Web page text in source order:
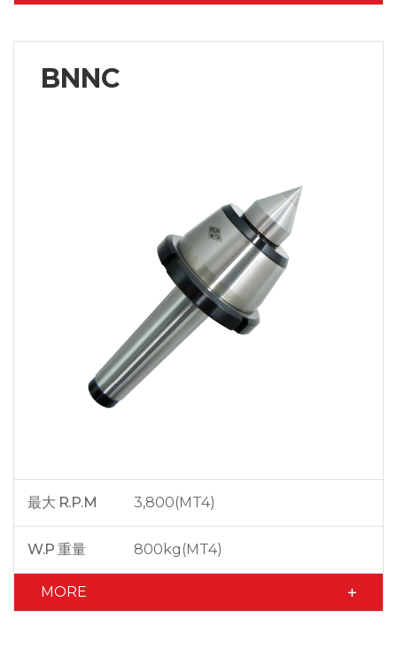
BNNC
最大 R.P.M 3,800(MT4)
W.P 重量 800kg(MT4)
MORE